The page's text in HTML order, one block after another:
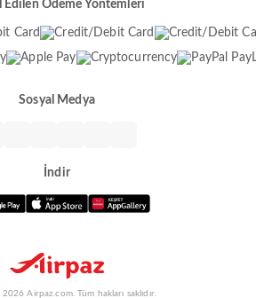
Edilen Ödeme Yöntemleri
Sosyal Medya
İndir
2026 Airpaz.com. Tüm hakları saklıdır.